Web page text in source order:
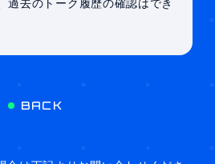
過去のトーク履歴の確認はでき
BACK